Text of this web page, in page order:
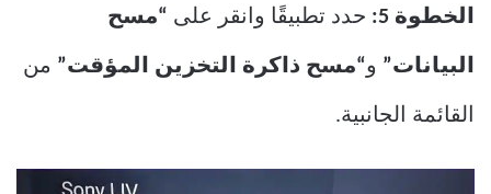
الخطوة 5: حدد تطبيقًا وانقر على “مسح
البيانات” و“مسح ذاكرة التخزين المؤقت” من
القائمة الجانبية.